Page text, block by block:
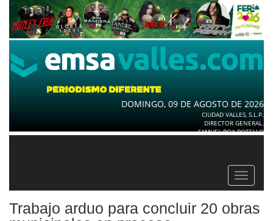
DOMINGO, 09 DE AGOSTO DE 2026
CIUDAD VALLES, S.L.P.
DIRECTOR GENERAL.
SAMUEL ROA BOTELLO
Toggle
Trabajo arduo para concluir 20 obras